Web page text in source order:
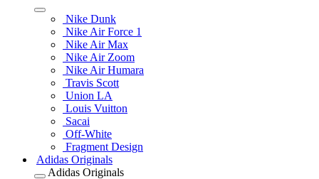
Nike Dunk
Nike Air Force 1
Nike Air Max
Nike Air Zoom
Nike Air Humara
Travis Scott
Union LA
Louis Vuitton
Sacai
Off-White
Fragment Design
Adidas Originals
Adidas Originals